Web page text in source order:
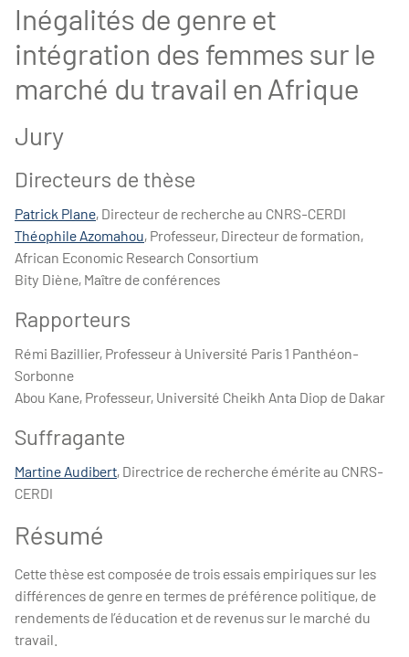
Inégalités de genre et
intégration des femmes sur le
marché du travail en Afrique
Jury
Directeurs de thèse
Patrick Plane, Directeur de recherche au CNRS-CERDI
Théophile Azomahou, Professeur, Directeur de formation,
African Economic Research Consortium
Bity Diène, Maître de conférences
Rapporteurs
Rémi Bazillier, Professeur à Université Paris 1 Panthéon-
Sorbonne
Abou Kane, Professeur, Université Cheikh Anta Diop de Dakar
Suffragante
Martine Audibert, Directrice de recherche émérite au CNRS-
CERDI
Résumé
Cette thèse est composée de trois essais empiriques sur les
différences de genre en termes de préférence politique, de
rendements de l’éducation et de revenus sur le marché du
travail.